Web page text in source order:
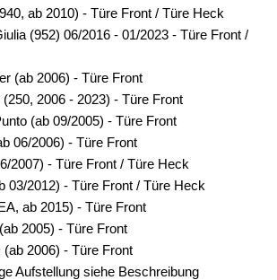
ab 2010) - Türe Front / Türe Heck
(952) 06/2016 - 01/2023 - Türe Front /
(ab 2006) - Türe Front
2006 - 2023) - Türe Front
(ab 09/2005) - Türe Front
06/2006) - Türe Front
2007) - Türe Front / Türe Heck
03/2012) - Türe Front / Türe Heck
ab 2015) - Türe Front
2005) - Türe Front
2006) - Türe Front
Aufstellung siehe Beschreibung